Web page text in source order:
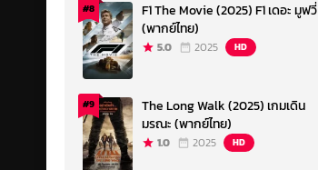
#8
F1 The Movie (2025) F1 เดอะ มูฟวี่
(พากย์ไทย)
5.0 2025 HD
#9
The Long Walk (2025) เกมเดิน
มรณะ (พากย์ไทย)
1.0 2025 HD